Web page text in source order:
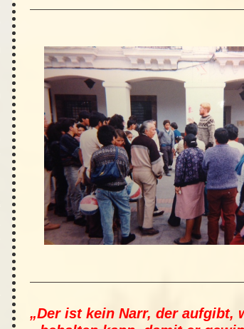
„Der ist kein Narr, der aufgibt,